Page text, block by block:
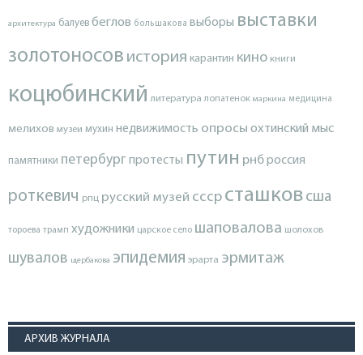
архитектура балуев беглов большакова выборы выставки
золотоносов история карантин кино книги
коцюбинский литература лопатенок маркина медицина
мелихов музеи мухин недвижимость опросы охтинский мыс
памятники петербургпротесты путин рнброссия
роткевич рпц русский музей ссср сташков сша
тороева трамп художники царское село шаповалова шолохов
шувалов щербакова эпидемия эрарта эрмитаж
АРХИВ ЖУРНАЛА